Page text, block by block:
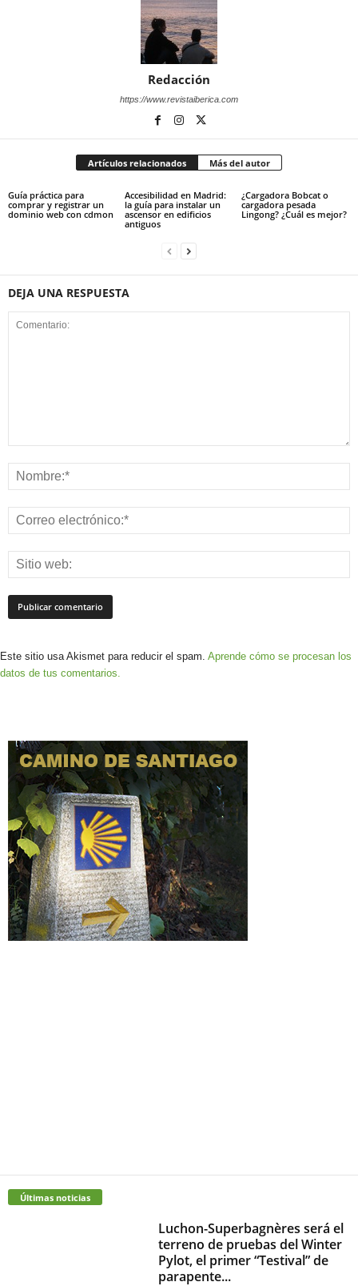
Redacción
https://www.revistaiberica.com
Artículos relacionados Más del autor
Guía práctica para
comprar y registrar un
dominio web con cdmon
Accesibilidad en Madrid:
la guía para instalar un
ascensor en edificios
antiguos
¿Cargadora Bobcat o
cargadora pesada
Lingong? ¿Cuál es mejor?
DEJA UNA RESPUESTA
Este sitio usa Akismet para reducir el spam. Aprende cómo se procesan los
datos de tus comentarios.
Últimas noticias
Luchon-Superbagnères será el
terreno de pruebas del Winter
Pylot, el primer “Testival” de
parapente...